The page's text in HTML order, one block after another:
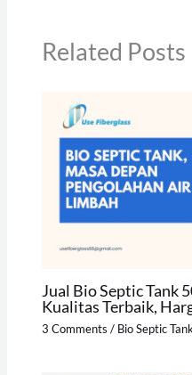
Related Posts
Jual Bio Septic Tank
Kualitas Terbaik,
3 Comments / Bio Septic